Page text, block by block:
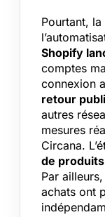
Pourtant,
Shopify
comptes
connexion
retour
autres
mesures
Circana.
de
Par
achats ont